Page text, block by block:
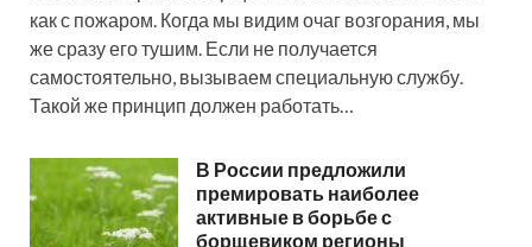
как с пожаром. Когда мы видим очаг возгорания, мы
же сразу его тушим. Если не получается
самостоятельно, вызываем специальную службу.
Такой же принцип должен работать…
В России предложили
премировать наиболее
активные в борьбе с
борщевиком регионы